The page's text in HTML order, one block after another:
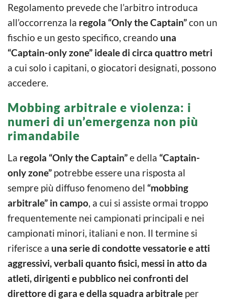
Regolamento prevede che l’arbitro introduca
all’occorrenza la regola “Only the Captain”con un
fischio e un gesto specifico, creando una
“Captain-only zone” ideale di circa quattro metri
a cui solo i capitani, o giocatori designati, possono
accedere.
Mobbing arbitrale e violenza: i
numeri di un’emergenza non più
rimandabile
La regola “Only the Captain”e della “Captain-
only zone” potrebbe essere una risposta al
sempre più diffuso fenomeno del “mobbing
arbitrale” in campo , a cui si assiste ormai troppo
frequentemente nei campionati principali e nei
campionati minori, italiani e non. Il termine si
riferisce a una serie di condotte vessatorie e atti
aggressivi, verbali quanto fisici, messi in atto da
atleti, dirigenti e pubblico nei confronti del
direttore di gara e della squadra arbitrale per